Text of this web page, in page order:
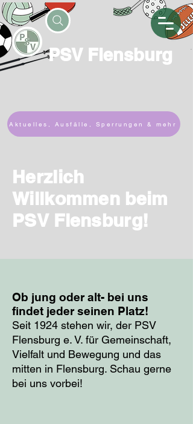
PSV Flensburg
Herzlich
Willkommen beim
PSV Flensburg!
Aktuelles, Ausfälle, Sperrungen & mehr
Ob jung oder alt- bei uns
findet jeder seinen Platz!
Seit 1924 stehen wir, der PSV
Flensburg e. V. für Gemeinschaft,
Vielfalt und Bewegung und das
mitten in Flensburg. Schau gerne
bei uns vorbei!